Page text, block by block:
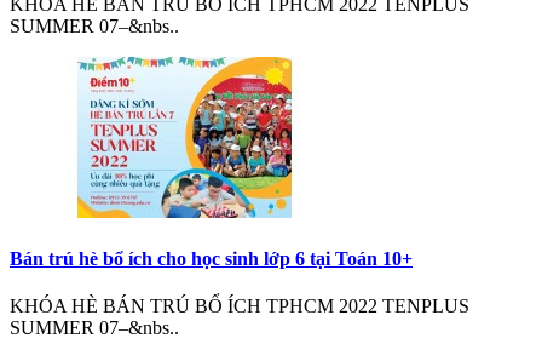
SUMMER 07–&nbs..
Bán trú hè bổ ích cho học sinh lớp 6 tại Toán 10+
KHÓA HÈ BÁN TRÚ BỔ ÍCH TPHCM 2022 TENPLUS
SUMMER 07–&nbs..